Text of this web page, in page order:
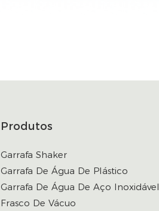
Produtos
Garrafa Shaker
Garrafa De Água De Plástico
Garrafa De Água De Aço Inoxidável
Frasco De Vácuo